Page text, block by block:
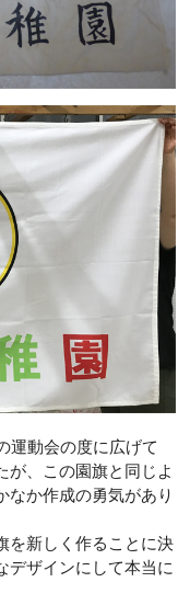
運動会の度に広げて
が、この園旗と同じよ
なか作成の勇気があり
を新しく作ることに決
デザインにして本当に